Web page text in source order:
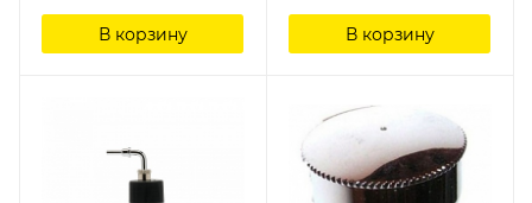
В корзину В корзину